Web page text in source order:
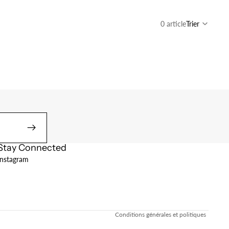
0 articleTrier
Connected
Conditions générales et politiques